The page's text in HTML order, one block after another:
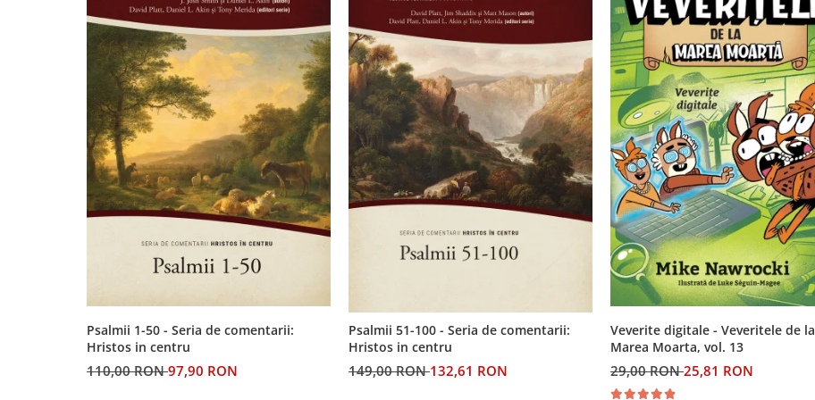
Psalmii 1-50 - Seria de comentarii:
Hristos in centru
110,00 RON97,90 RON
Psalmii 51-100 - Seria de comentarii:
Hristos in centru
149,00 RON132,61 RON
Veverite digitale - Veveritele de la
Marea Moarta, vol. 13
29,00 RON25,81 RON